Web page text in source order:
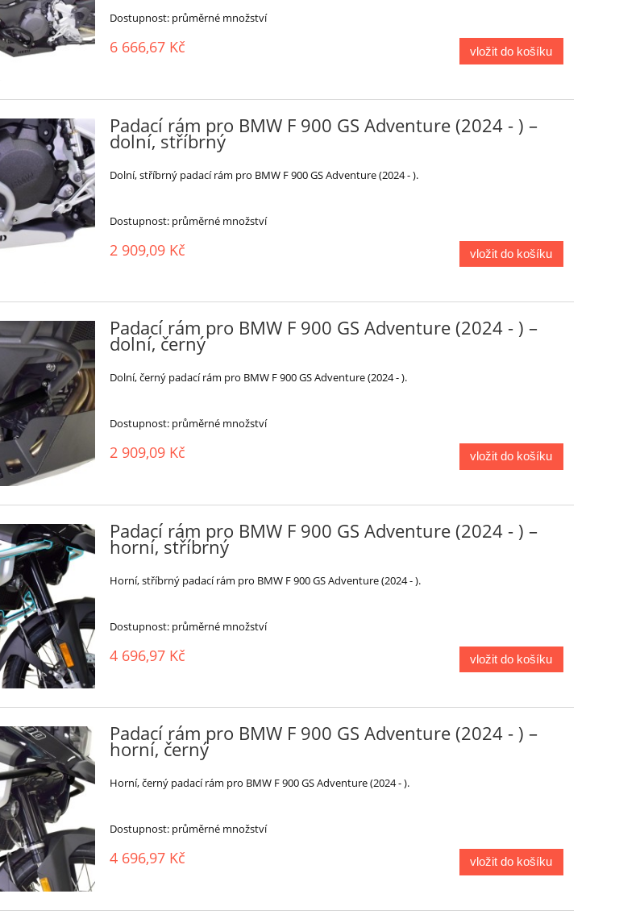
Dostupnost: průměrné množství
6 666,67 Kč vložit do košíku
Padací rám pro BMW F 900 GS Adventure (2024 - ) –
dolní, stříbrný
Dolní, stříbrný padací rám pro BMW F 900 GS Adventure (2024 - ).
Dostupnost: průměrné množství
2 909,09 Kč vložit do košíku
Padací rám pro BMW F 900 GS Adventure (2024 - ) –
dolní, černý
Dolní, černý padací rám pro BMW F 900 GS Adventure (2024 - ).
Dostupnost: průměrné množství
2 909,09 Kč vložit do košíku
Padací rám pro BMW F 900 GS Adventure (2024 - ) –
horní, stříbrný
Horní, stříbrný padací rám pro BMW F 900 GS Adventure (2024 - ).
Dostupnost: průměrné množství
4 696,97 Kč vložit do košíku
Padací rám pro BMW F 900 GS Adventure (2024 - ) –
horní, černý
Horní, černý padací rám pro BMW F 900 GS Adventure (2024 - ).
Dostupnost: průměrné množství
4 696,97 Kč vložit do košíku